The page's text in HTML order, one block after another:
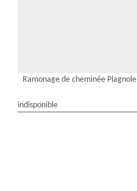
Ramonage de cheminée Plagnole
indisponible